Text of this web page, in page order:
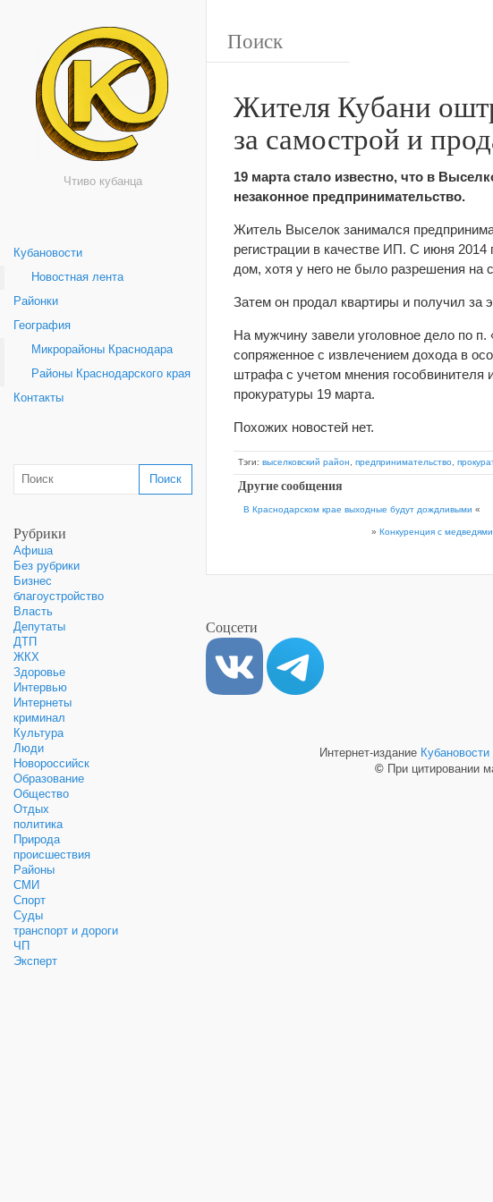
Чтиво кубанца
Кубановости
Новостная лента
Районки
География
Микрорайоны Краснодара
Районы Краснодарского края
Контакты
Рубрики
Афиша
Без рубрики
Бизнес
благоустройство
Власть
Депутаты
ДТП
ЖКХ
Здоровье
Интервью
Интернеты
криминал
Культура
Люди
Новороссийск
Образование
Общество
Отдых
политика
Природа
происшествия
Районы
СМИ
Спорт
Суды
транспорт и дороги
ЧП
Эксперт
Жителя Кубани
за самострой и
19 марта стало известно, что в
незаконное предпринимательство.
Житель Выселок занимался
регистрации в качестве ИП. С июня 2014
дом, хотя у него не было разрешения на
Затем он продал квартиры и получил за
На мужчину завели уголовное дело по
сопряженное с извлечением дохода в
штрафа с учетом мнения гособвинителя
прокуратуры 19 марта.
Похожих новостей нет.
Тэги: выселковский район предпринимательство
Другие сообщения
В Краснодарском крае выходные будут дождливыми «
» Конкуренция с
Соцсети
Интернет-издание
© При цитировании